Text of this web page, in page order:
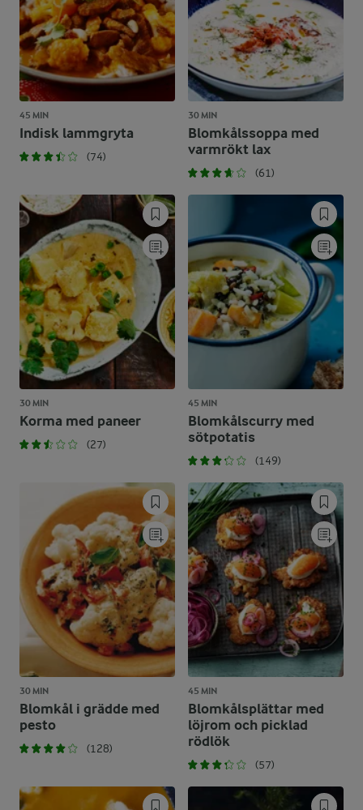
45 MIN
Indisk lammgryta
(74)
30 MIN
Blomkålssoppa med
varmrökt lax
(61)
30 MIN
Korma med paneer
(27)
45 MIN
Blomkålscurry med
sötpotatis
(149)
30 MIN
Blomkål i grädde med
pesto
(128)
45 MIN
Blomkålsplättar med
löjrom och picklad
rödlök
(57)